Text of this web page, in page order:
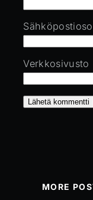
Verkkosivusto
MORE